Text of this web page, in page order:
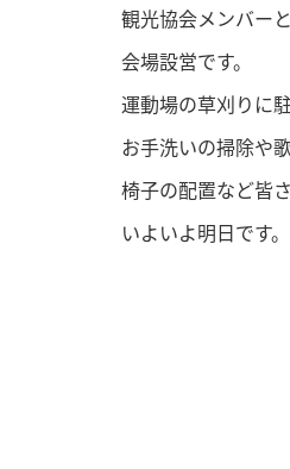
観光協会メンバー
会場設営です。
運動場の草刈りに
お手洗いの掃除や
椅子の配置など皆
いよいよ明日です